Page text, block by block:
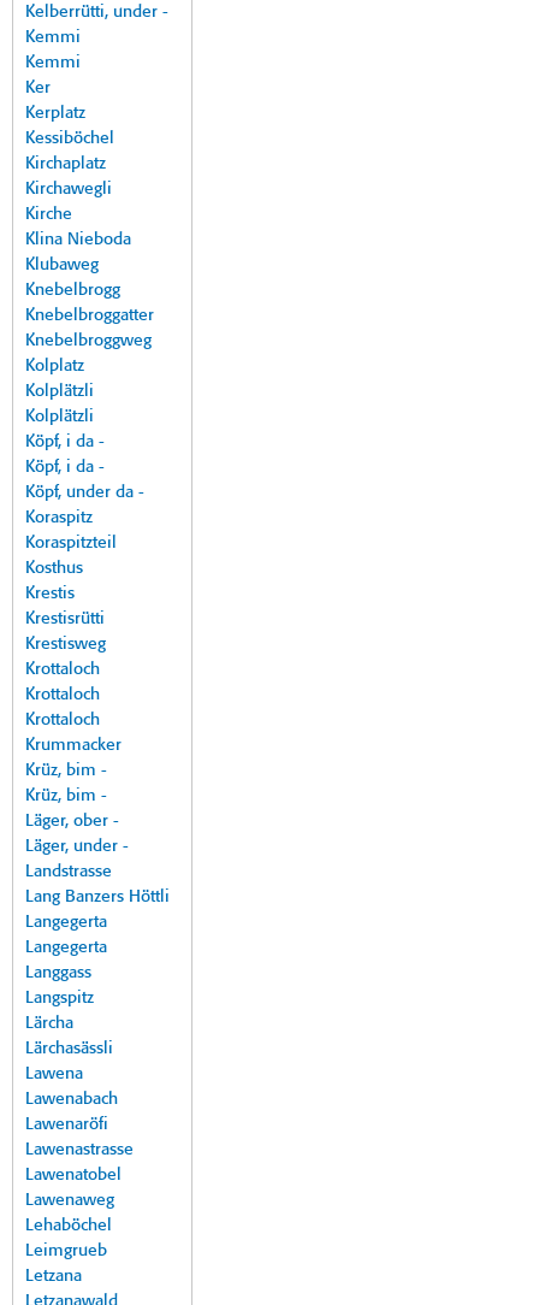
Kelberrütti, under -
Kemmi
Kemmi
Ker
Kerplatz
Kessiböchel
Kirchaplatz
Kirchawegli
Kirche
Klina Nieboda
Klubaweg
Knebelbrogg
Knebelbroggatter
Knebelbroggweg
Kolplatz
Kolplätzli
Kolplätzli
Köpf, i da -
Köpf, i da -
Köpf, under da -
Koraspitz
Koraspitzteil
Kosthus
Krestis
Krestisrütti
Krestisweg
Krottaloch
Krottaloch
Krottaloch
Krummacker
Krüz, bim -
Krüz, bim -
Läger, ober -
Läger, under -
Landstrasse
Lang Banzers Höttli
Langegerta
Langegerta
Langgass
Langspitz
Lärcha
Lärchasässli
Lawena
Lawenabach
Lawenaröfi
Lawenastrasse
Lawenatobel
Lawenaweg
Lehaböchel
Leimgrueb
Letzana